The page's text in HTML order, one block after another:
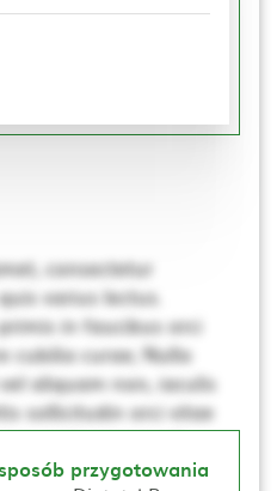
consectetur
varius lectus.
in faucibus orci
cubilia curae; Nulla
aliquam non, iaculis
sollicitudin orci vitae
a mi consequat
ante sed tincidunt
przygotowania